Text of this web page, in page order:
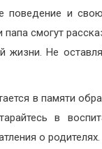
и свою
смогут
жизни. Не
в памяти
в
о